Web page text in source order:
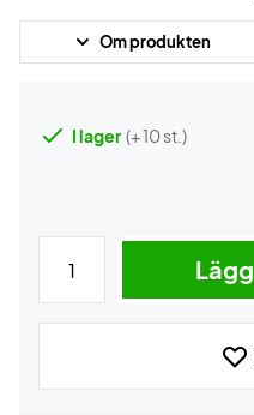
Om produkten
I lager (+ 10 st.)